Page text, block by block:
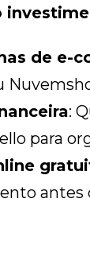
de e-
:
para
antes